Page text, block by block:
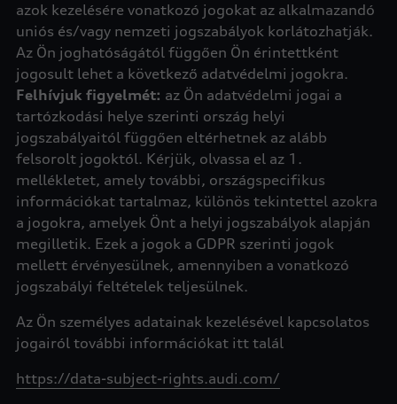
azok kezelésére vonatkozó jogokat az alkalmazandó
uniós és/vagy nemzeti jogszabályok korlátozhatják.
Az Ön joghatóságától függően Ön érintettként
jogosult lehet a következő adatvédelmi jogokra.
Felhívjuk figyelmét: az Ön adatvédelmi jogai a
tartózkodási helye szerinti ország helyi
jogszabályaitól függően eltérhetnek az alább
felsorolt jogoktól. Kérjük, olvassa el az 1.
mellékletet, amely további, országspecifikus
információkat tartalmaz, különös tekintettel azokra
a jogokra, amelyek Önt a helyi jogszabályok alapján
megilletik. Ezek a jogok a GDPR szerinti jogok
mellett érvényesülnek, amennyiben a vonatkozó
jogszabályi feltételek teljesülnek.
Az Ön személyes adatainak kezelésével kapcsolatos
jogairól további információkat itt talál
https://data-subject-rights.audi.com/